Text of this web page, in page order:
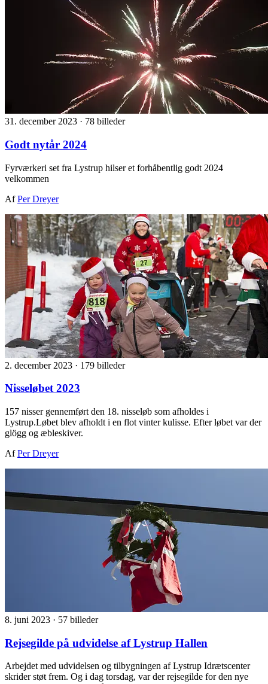
31. december 2023 · 78 billeder
Godt nytår 2024
Fyrværkeri set fra Lystrup hilser et forhåbentlig godt 2024
velkommen
AfPer Dreyer
2. december 2023 · 179 billeder
Nisseløbet 2023
157 nisser gennemført den 18. nisseløb som afholdes i
Lystrup.Løbet blev afholdt i en flot vinter kulisse. Efter løbet var der
glögg og æbleskiver.
AfPer Dreyer
8. juni 2023 · 57 billeder
Rejsegilde på udvidelse af Lystrup Hallen
Arbejdet med udvidelsen og tilbygningen af Lystrup Idrætscenter
skrider støt frem. Og i dag torsdag, var der rejsegilde for den nye